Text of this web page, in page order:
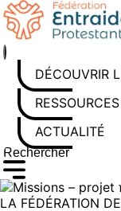
Aller
au
contenu
DÉCOUVRIR
RESSOURCES
ACTUALITÉS
Rechercher sur le
Saisissez au
LA FÉDÉRATION